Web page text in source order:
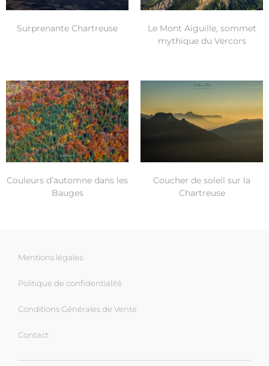
Surprenante Chartreuse
Le Mont Aiguille, sommet
mythique du Vercors
Couleurs d’automne dans les
Bauges
Coucher de soleil sur la
Chartreuse
Mentions légales
Politique de confidentialité
Conditions Générales de Vente
Contact